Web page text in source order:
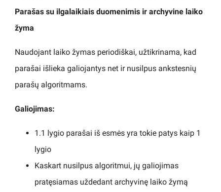
Parašas su ilgalaikiais duomenimis ir archyvine laiko
žyma
Naudojant laiko žymas periodiškai, užtikrinama, kad
parašai išlieka galiojantys net ir nusilpus ankstesnių
parašų algoritmams.
Galiojimas:
1.1 lygio parašai iš esmės yra tokie patys kaip 1
lygio
Kaskart nusilpus algoritmui, jų galiojimas
pratęsiamas uždedant archyvinę laiko žymą